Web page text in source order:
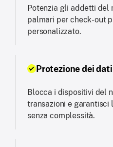
Potenzia gli addetti del
palmari per check-out
personalizzato.
Protezione dei
Blocca i dispositivi del
transazioni e garantisci
senza complessità.